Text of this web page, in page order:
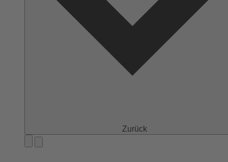
Zurück